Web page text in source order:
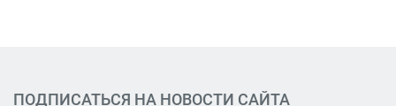
ПОДПИСАТЬСЯ НА НОВОСТИ САЙТА